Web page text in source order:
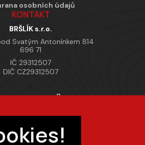
osobních údajů
KONTAKT
BRŠLÍK s.r.o.
Svatým Antonínkem 814
696 71
IČ 29312507
DIČ CZ29312507
provozovny Brno
Pracovní doba
Po–Pá 7:00 – 15:30